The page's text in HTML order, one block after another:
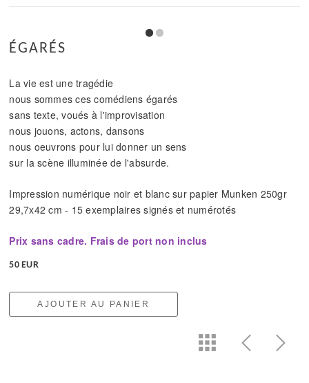
ÉGARÉS
La vie est une tragédie
nous sommes ces comédiens égarés
sans texte, voués à l'improvisation
nous jouons, actons, dansons
nous oeuvrons pour lui donner un sens
sur la scène illuminée de l'absurde.
Impression numérique noir et blanc sur papier Munken 250gr
29,7x42 cm - 15 exemplaires signés et numérotés
Prix sans cadre. Frais de port non inclus
50 EUR
AJOUTER AU PANIER